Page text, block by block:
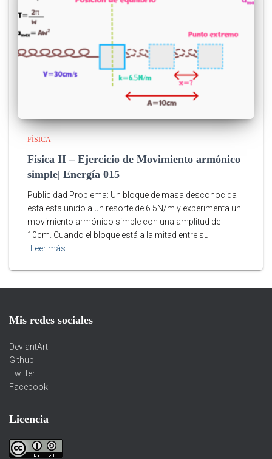
FÍSICA
Física II – Ejercicio de Movimiento armónico
simple| Energía 015
Publicidad Problema: Un bloque de masa desconocida
esta esta unido a un resorte de 6.5N/m y experimenta un
movimiento armónico simple con una amplitud de
10cm. Cuando el bloque está a la mitad entre su
Leer más…
Mis redes sociales
DeviantArt
Github
Twitter
Facebook
Licencia